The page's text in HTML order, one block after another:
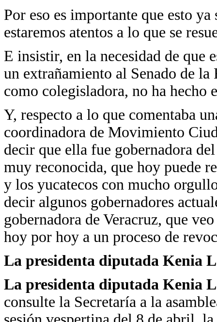
Por eso es importante que esto
estaremos atentos a lo que se
E insistir, en la necesidad de que
un extrañamiento al Senado de
como colegisladora, no ha hecho
Y, respecto a lo que comentaba
coordinadora de Movimiento
decir que ella fue gobernadora
muy reconocida, que hoy puede
y los yucatecos con mucho
decir algunos gobernadores
gobernadora de Veracruz, que
hoy por hoy a un proceso de
La presidenta diputada Kenia
La presidenta diputada Kenia
consulte la Secretaría a la